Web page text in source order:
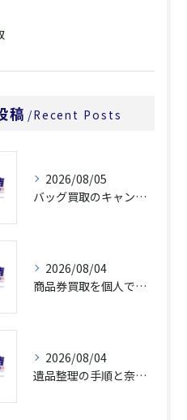
稿 Recent Posts
2026/08/05
バッグ買取のキャンペーンで奈良県橿原市でお得に売るための条件と注意点徹底ガイド
2026/08/04
商品券買取を個人で利用する際の奈良県橿原市で知っておきたい高換金ポイント
2026/08/04
遺品整理の手順と奈良県橿原市で無駄なく片付ける方法とごみ処分ポイント